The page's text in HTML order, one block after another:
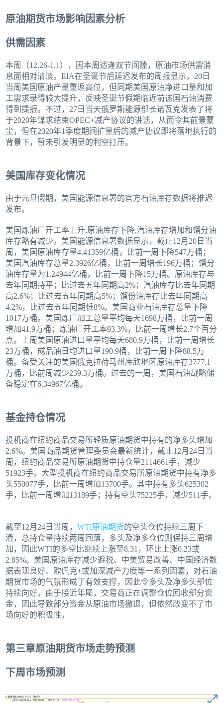
原油期货市场影响因素分析
供需因素
本周（12.26-1.1），因本周适逢双节间隙，原油市场供需消
息面相对清淡。EIA在圣诞节后延迟发布的周报显示，20日
当周美国原油产量重返高位，但同期美国原油净进口量和加
工需求录得较大提升，反映圣诞节假期临近前该国石油消费
得到提振。不过，27日当天俄罗斯能源部长诺瓦克发表了将
于2020年谋求结束OPEC+减产协议的讲话，从而令其前景蒙
尘，但在2020年1季度期间扩量后的减产协议即将落地执行的
背景下，暂未引发明显的利空打压。
美国库存变化情况
由于元旦假期，美国能源信息署的官方石油库存数据将推迟
发布。
美国炼油厂开工率上升,原油库存下降,汽油库存增加和馏分油
库存略有减少。美国能源信息署数据显示，截止12月20日当
周，美国原油库存量4.41359亿桶，比前一周下降547万桶；
美国汽油库存总量2.3926亿桶，比前一周增长196万桶；馏分
油库存量为1.24944亿桶，比前一周下降15万桶。原油库存与
去年同期持平；比过去五年同期高2%；汽油库存比去年同期
高2.6%；比过去五年同期高5%；馏份油库存比去年同期高
4.2%，比过去五年同期低8%。美国商业石油库存总量下降
1017万桶。美国炼厂加工总量平均每天1698万桶，比前一周
增加41.9万桶；炼油厂开工率93.3%，比前一周增长2.7个百分
点。上周美国原油进口量平均每天680.9万桶，比前一周增长
23万桶，成品油日均进口量190.9桶，比前一周下降88.5万
桶。备受关注的美国俄克拉荷马州库欣地区原油库存3777.1
万桶，比前周减少239.3万桶。过去的一周，美国石油战略储
备稳定在6.34967亿桶。
基金持仓情况
投机商在纽约商品交易所轻质原油期货中持有的净多头增加
2.6%。美国商品期货管理委员会最新统计，截止12月24日当
周，纽约商品交易所原油期货中持仓量2114661手，减少
51923手。大型投机商在纽约商品交易所原油期货中持有净多
头550077手，比前一周增加13700手。其中持有多头625302
手，比前一周增加13189手；持有空头75225手，减少511手。
截至12月24日当周，WTI原油期货的空头仓位持续三周下
滑，总持仓量持续两周回落，多头及净多仓位则保持三周增
加，因此WTI的多空比继续上涨至8.31，环比上涨0.23或
2.85%。美国原油库存减少避税、中美贸易改善、中国经济数
据表现良好、欧佩克+或加深减产力度等一系列因素，对石油
期货市场的气氛形成了有效支撑，因此令多头及净多头部位
持续向好。由于接近年尾，交易商正在调整仓位回收部分资
金，因此导致部分资金从原油市场撤退，但依然改变不了市
场向好的积极性。
第三章原油期货市场走势预测
下周市场预测